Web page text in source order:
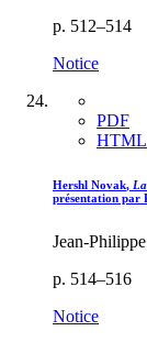
p. 512–514
Notice
PDF
HTML
Hershl Novak,
présentation par
Jean-
p. 514–516
Notice